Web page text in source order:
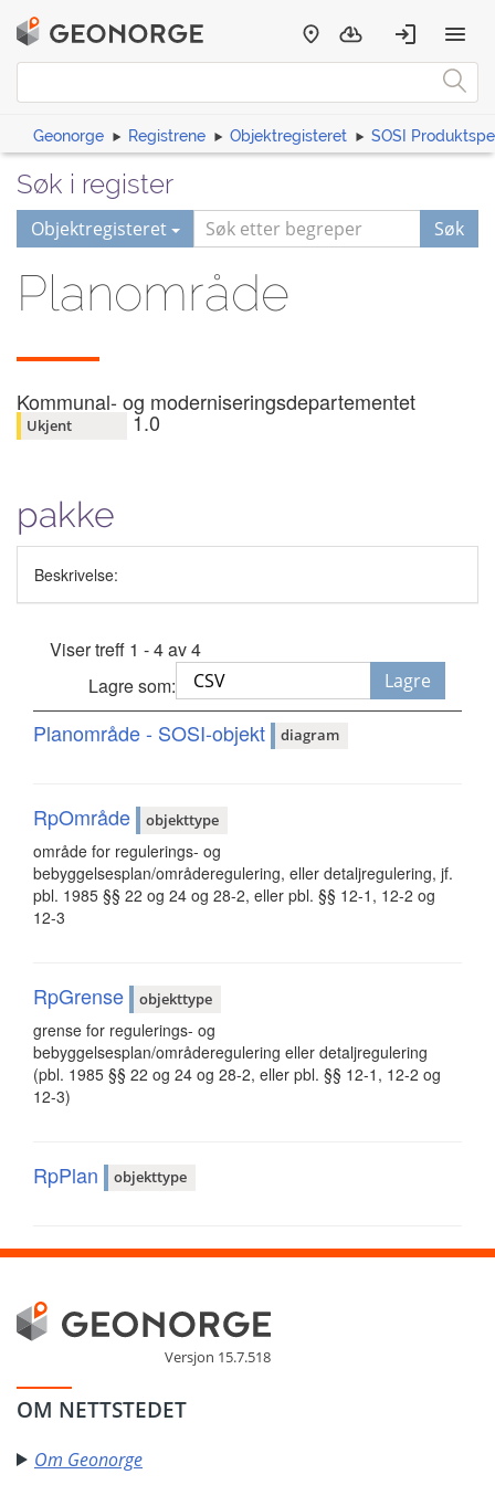
Geonorge Registrene Objektregisteret SOSI
Søk i register
Objektregisteret Søk
Planområde
Kommunal- og moderniseringsdepartementet
Ukjent 1.0
pakke
Beskrivelse:
Viser treff 1 - 4 av 4
Lagre som:
Lagre
Planområde - SOSI-objekt diagram
RpOmråde objekttype
område for regulerings- og
bebyggelsesplan/områderegulering, eller detaljregulering, jf.
pbl. 1985 §§ 22 og 24 og 28-2, eller pbl. §§ 12-1, 12-2 og
12-3
RpGrense objekttype
grense for regulerings- og
bebyggelsesplan/områderegulering eller detaljregulering
(pbl. 1985 §§ 22 og 24 og 28-2, eller pbl. §§ 12-1, 12-2 og
12-3)
RpPlan objekttype